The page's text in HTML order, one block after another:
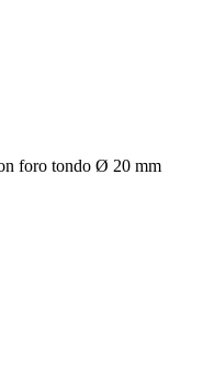
foro tondo Ø 20 mm